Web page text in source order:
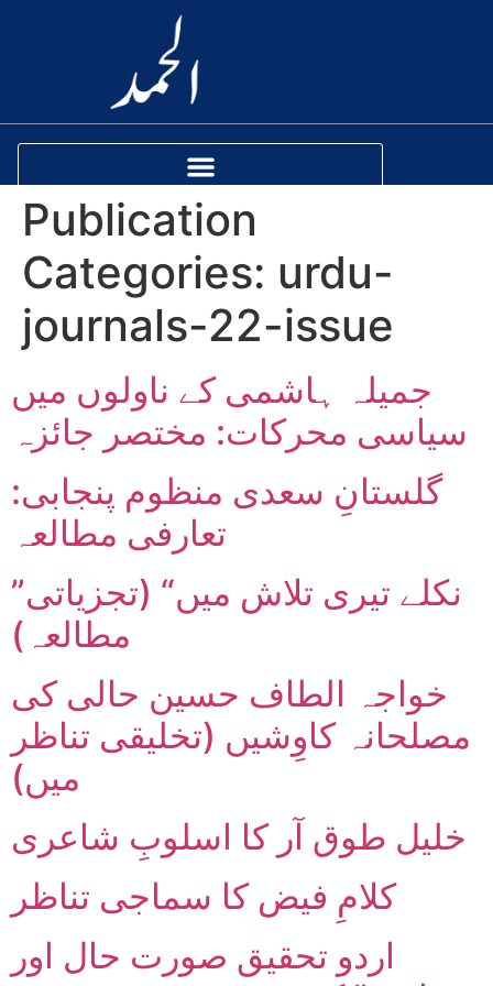
Publication
Categories: urdu-
journals-22-issue
جمیلہ ہاشمی کے ناولوں میں
سیاسی محرکات: مختصر جائزہ
گلستانِ سعدی منظوم پنجابی:
تعارفی مطالعہ
”نکلے تیری تلاش میں“ (تجزیاتی
مطالعہ)
خواجہ الطاف حسین حالی کی
مصلحانہ کاوِشیں (تخلیقی تناظر
میں)
خلیل طوق آر کا اسلوبِ شاعری
کلامِ فیض کا سماجی تناظر
اردو تحقیق صورت حال اور